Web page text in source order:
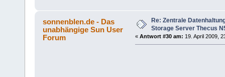
sonnenblen.de - Das
unabhängige Sun User
Forum
Re: Zentrale
Storage Server Thecus
« Antwort #30 am: 19. April 2009,